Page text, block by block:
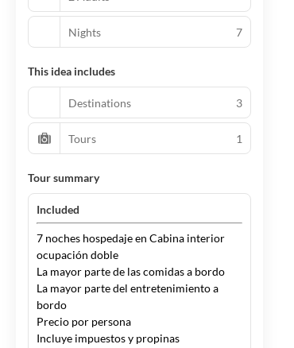
Nights 7
This idea includes
Destinations 3
Tours 1
Tour summary
Included
7 noches hospedaje en Cabina interior
ocupación doble
La mayor parte de las comidas a bordo
La mayor parte del entretenimiento a
bordo
Precio por persona
Incluye impuestos y propinas